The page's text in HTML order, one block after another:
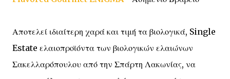
Αποτελεί ιδιαίτερη χαρά και τιμή τα βιολογικά, Single
Estate ελαιοπροϊόντα των βιολογικών ελαιώνων
Σακελλαρόπουλου από την Σπάρτη Λακωνίας, να